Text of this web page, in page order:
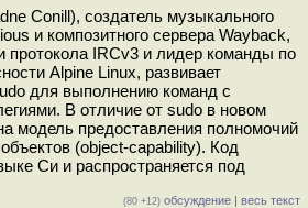
Conill), создатель музыкального
и композитного сервера Wayback,
протокола IRCv3 и лидер команды по
Alpine Linux, развивает
для выполнению команд с
В отличие от sudo в новом
модель предоставления полномочий
(object-capability). Код
Си и распространяется под
(80 +12) обсуждение | весь текст